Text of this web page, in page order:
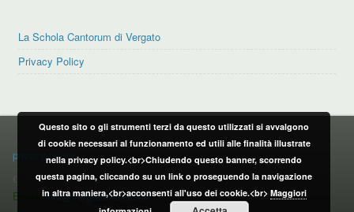
La Schola Cantorum di Vergato
Privacy Policy
PRIVACY POLICY
privacy policy
CONTATTI:
Email:info@vergatonews24.it
Questo sito o gli strumenti terzi da questo utilizzati si avvalgono
di cookie necessari al funzionamento ed utili alle finalità illustrate
nella privacy policy.<br>Chiudendo questo banner, scorrendo
questa pagina, cliccando su un link o proseguendo la navigazione
in altra maniera,<br>acconsenti all'uso dei cookie.<br> Maggiori